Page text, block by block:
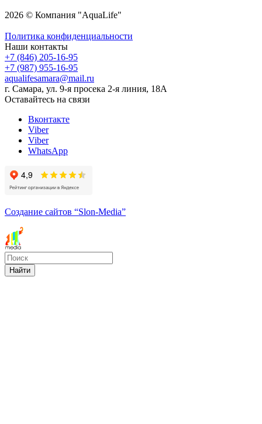
2026 © Компания "AquaLife"
Политика конфиденциальности
Наши контакты
+7 (846) 205-16-95
+7 (987) 955-16-95
aqualifesamara@mail.ru
г. Самара, ул. 9-я просека 2-я линия, 18А
Оставайтесь на связи
Вконтакте
Viber
Viber
WhatsApp
Создание сайтов “Slon-Media”
Найти